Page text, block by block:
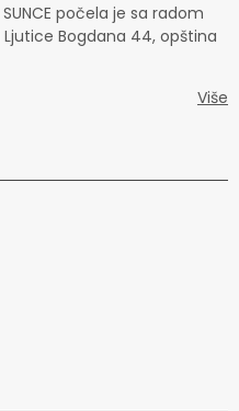
počela je sa radom
Bogdana 44, opština
Više